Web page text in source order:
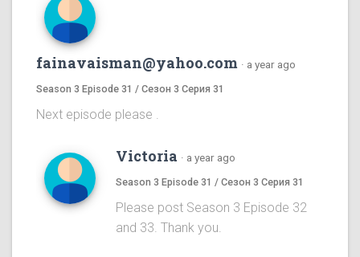
fainavaisman@yahoo.com · a year ago
Season 3 Episode 31 / Сезон 3 Серия 31
Next episode please .
Victoria · a year ago
Season 3 Episode 31 / Сезон 3 Серия 31
Please post Season 3 Episode 32
and 33. Thank you.